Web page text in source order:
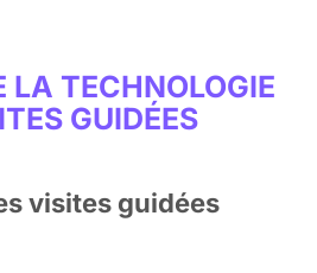
LA TECHNOLOGIE
GUIDÉES
visites guidées